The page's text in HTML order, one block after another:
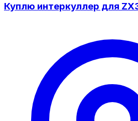
Куплю интеркуллер для